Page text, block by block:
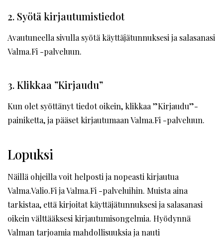
2. Syötä kirjautumistiedot
Avautuneella sivulla syötä käyttäjätunnuksesi ja salasanasi
Valma.Fi -palveluun.
3. Klikkaa ”Kirjaudu”
Kun olet syöttänyt tiedot oikein, klikkaa ”Kirjaudu”-
painiketta, ja pääset kirjautumaan Valma.Fi -palveluun.
Lopuksi
Näillä ohjeilla voit helposti ja nopeasti kirjautua
Valma.Valio.Fi ja Valma.Fi -palveluihin. Muista aina
tarkistaa, että kirjoitat käyttäjätunnuksesi ja salasanasi
oikein välttääksesi kirjautumisongelmia. Hyödynnä
Valman tarjoamia mahdollisuuksia ja nauti